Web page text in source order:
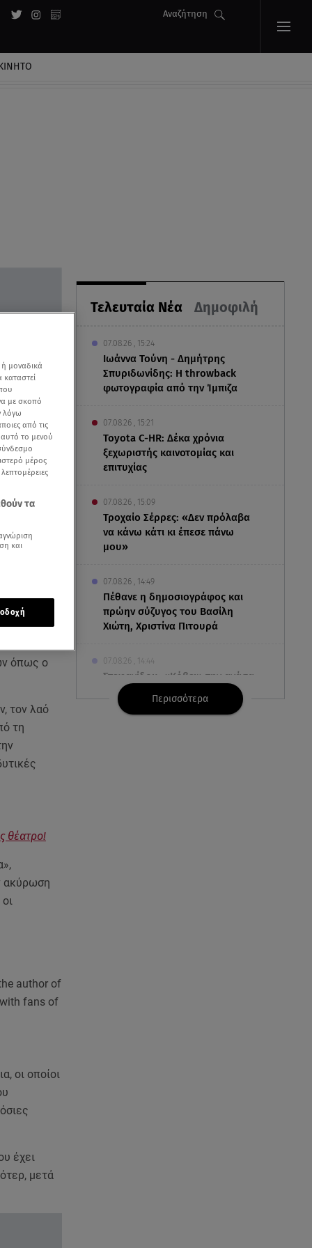
Αναζήτηση
Τελευταία Νέα Δημοφιλή
07.08.26 , 15:24
Ιωάννα Τούνη - Δημήτρης
Σπυριδωνίδης: Η throwback
φωτογραφία από την Ίμπιζα
07.08.26 , 15:21
Toyota C-HR: Δέκα χρόνια
ξεχωριστής καινοτομίας και
επιτυχίας
07.08.26 , 15:09
Τροχαίο Σέρρες: «Δεν πρόλαβα
να κάνω κάτι κι έπεσε πάνω
μου»
07.08.26 , 14:49
Πέθανε η δημοσιογράφος και
πρώην σύζυγος του Βασίλη
Χιώτη, Χριστίνα Πιτουρά
07.08.26 , 14:44
Στεφανίδου: «Κόβει» την ανάσα
με το σώμα της - Οι πόζες με
μαγιό
Περισσότερα
όπως ο
τον λαό
τη
θέατρο!
ακύρωση
author of
fans of
οι οποίοι
έχει
μετά
μοναδικά
με σκοπό
λόγω
από τις
αυτό το μενού
μέρος
τα
και